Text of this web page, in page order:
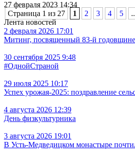
27 февраля 2023 14:34
Страница 1 из 27
1 2 3 4 5
Лента новостей
2 февраля 2026 17:01
Митинг, посвященный 83-й годовщине
30 сентября 2025 9:48
#ОднойСтраной
29 июля 2025 10:17
Успех урожая-2025: поздравление
4 августа 2026 12:39
День физкультурника
3 августа 2026 19:01
В Усть‑Медведицком монастыре